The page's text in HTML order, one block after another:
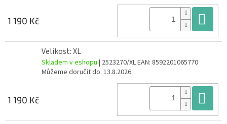
1 190 Kč
Velikost: XL
Skladem v eshopu | 2523270/XLEAN: 8592201065770
Můžeme doručit do: 13.8.2026
1 190 Kč